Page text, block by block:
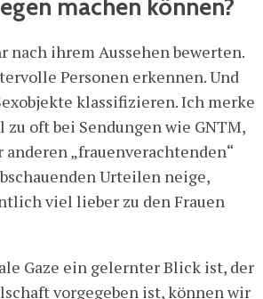
machen können?
nach ihrem Aussehen bewerten.
Personen erkennen. Und
klassifizieren. Ich merke
zu oft bei Sendungen wie GNTM,
anderen „frauenverachtenden“
Urteilen neige,
viel lieber zu den Frauen
Gaze ein gelernter Blick ist, der
vorgegeben ist, können wir